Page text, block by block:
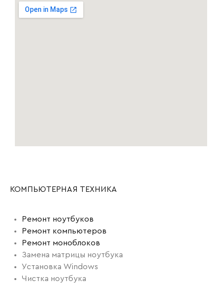
КОМПЬЮТЕРНАЯ ТЕХНИКА
Ремонт ноутбуков
Ремонт компьютеров
Ремонт моноблоков
Замена матрицы ноутбука
Установка Windows
Чистка ноутбука